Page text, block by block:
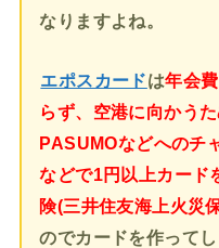
なりますよね。
エポスカードは年会
らず、空港に向かう
PASUMOなどへのチ
などで1円以上カード
険(三井住友海上火災
のでカードを作って